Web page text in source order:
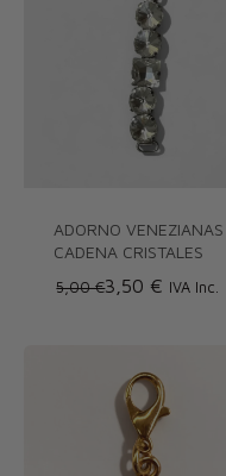
ADORNO VENEZIANAS
CADENA CRISTALES
5,00 €3,50 € IVA Inc.